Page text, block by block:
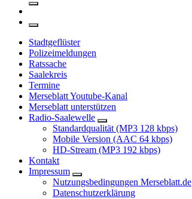
Stadtgeflüster
Polizeimeldungen
Ratssache
Saalekreis
Termine
Merseblatt Youtube-Kanal
Merseblatt unterstützen
Radio-Saalewelle
Standardqualität (MP3 128 kbps)
Mobile Version (AAC 64 kbps)
HD-Stream (MP3 192 kbps)
Kontakt
Impressum
Nutzungsbedingungen Merseblatt.de
Datenschutzerklärung